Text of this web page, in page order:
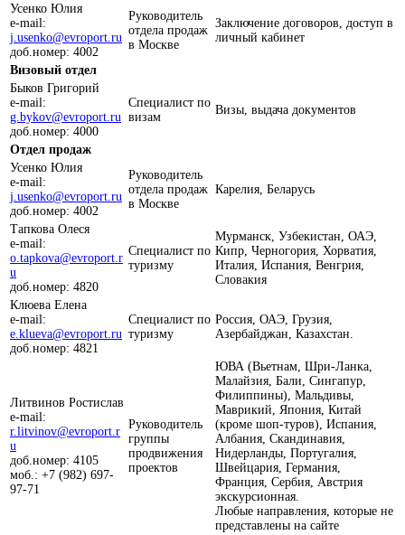
Усенко Юлия
e-mail:
j.usenko@evroport.ru
доб.номер: 4002
Руководитель
отдела продаж
в Москве
Заключение договоров, доступ в
личный кабинет
Визовый отдел
Быков Григорий
e-mail:
g.bykov@evroport.ru
доб.номер: 4000
Специалист по
визам
Визы, выдача документов
Отдел продаж
Усенко Юлия
e-mail:
j.usenko@evroport.ru
доб.номер: 4002
Руководитель
отдела продаж
в Москве
Карелия, Беларусь
Тапкова Олеся
e-mail:
o.tapkova@evroport.r
u
доб.номер: 4820
Специалист по
туризму
Мурманск, Узбекистан, ОАЭ,
Кипр, Черногория, Хорватия,
Италия, Испания, Венгрия,
Словакия
Клюева Елена
e-mail:
e.klueva@evroport.ru
доб.номер: 4821
Специалист по
туризму
Россия, ОАЭ, Грузия,
Азербайджан, Казахстан.
Литвинов Ростислав
e-mail:
r.litvinov@evroport.r
u
доб.номер: 4105
моб.: +7 (982) 697-
97-71
Руководитель
группы
продвижения
проектов
ЮВА (Вьетнам, Шри-Ланка,
Малайзия, Бали, Сингапур,
Филиппины), Мальдивы,
Маврикий, Япония, Китай
(кроме шоп-туров), Испания,
Албания, Скандинавия,
Нидерланды, Португалия,
Швейцария, Германия,
Франция, Сербия, Австрия
экскурсионная.
Любые направления, которые не
представлены на сайте